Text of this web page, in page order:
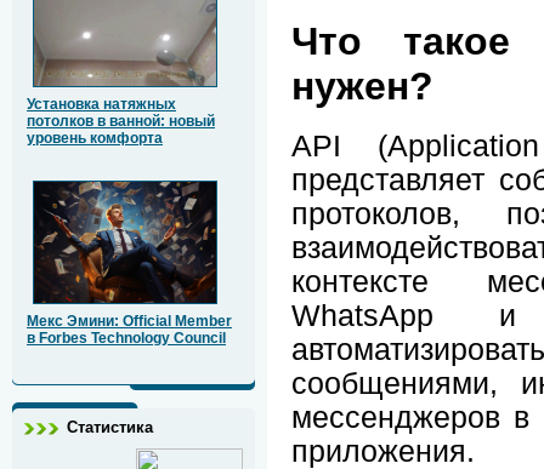
Установка натяжных
потолков в ванной: новый
уровень комфорта
Мекс Эмини: Official Member
в Forbes Technology Council
Статистика
Что
нужен?
API
представляет
протоколов,
контексте
WhatsApp и
сообщениями,
мессенджеров
приложения.